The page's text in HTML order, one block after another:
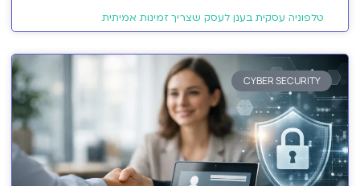
טלפוניה עסקית בענן לעסק שצריך זמינות אמיתית
CYBER SECURITY